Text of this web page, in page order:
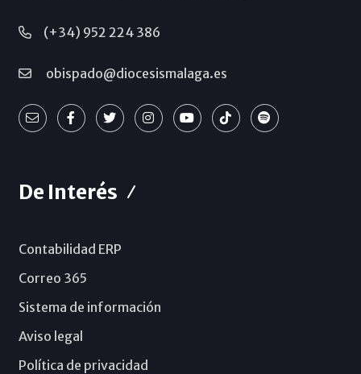
(+34) 952 224 386
obispado@diocesismalaga.es
De Interés
Contabilidad ERP
Correo 365
Sistema de información
Aviso legal
Política de privacidad